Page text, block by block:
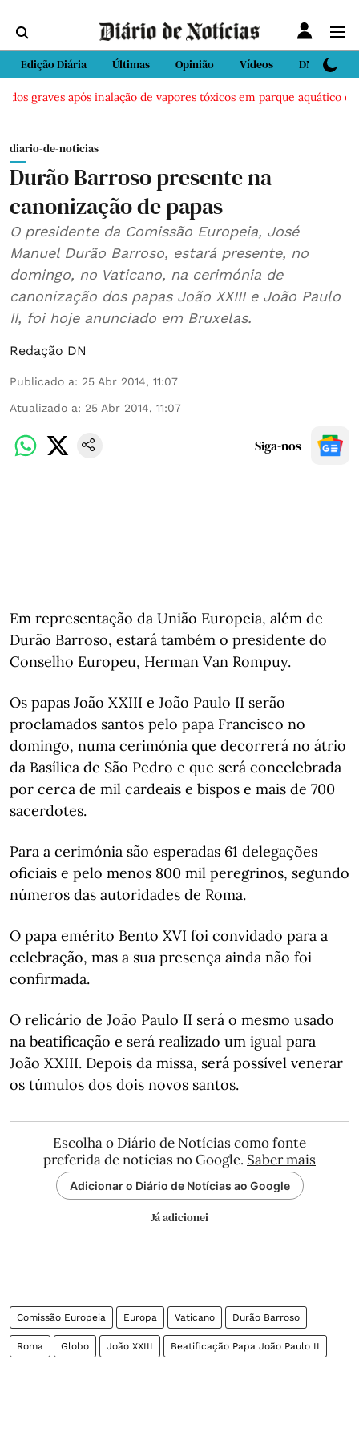
Edição Diária Últimas Opinião Vídeos DN Sport
graves após inalação de vapores tóxicos em parque aquático em
diario-de-noticias
Durão Barroso presente na
canonização de papas
O presidente da Comissão Europeia, José
Manuel Durão Barroso, estará presente, no
domingo, no Vaticano, na cerimónia de
canonização dos papas João XXIII e João Paulo
II, foi hoje anunciado em Bruxelas.
Redação DN
Publicado a: 25 Abr 2014, 11:07
Atualizado a: 25 Abr 2014, 11:07
Siga-nos
Em representação da União Europeia, além de
Durão Barroso, estará também o presidente do
Conselho Europeu, Herman Van Rompuy.
Os papas João XXIII e João Paulo II serão
proclamados santos pelo papa Francisco no
domingo, numa cerimónia que decorrerá no átrio
da Basílica de São Pedro e que será concelebrada
por cerca de mil cardeais e bispos e mais de 700
sacerdotes.
Para a cerimónia são esperadas 61 delegações
oficiais e pelo menos 800 mil peregrinos, segundo
números das autoridades de Roma.
O papa emérito Bento XVI foi convidado para a
celebração, mas a sua presença ainda não foi
confirmada.
O relicário de João Paulo II será o mesmo usado
na beatificação e será realizado um igual para
João XXIII. Depois da missa, será possível venerar
os túmulos dos dois novos santos.
Escolha o Diário de Notícias como fonte
preferida de notícias no Google. Saber mais
Adicionar o Diário de Notícias ao Google
Já adicionei
Comissão Europeia Europa Vaticano Durão Barroso
Roma Globo João XXIII Beatificação Papa João Paulo II